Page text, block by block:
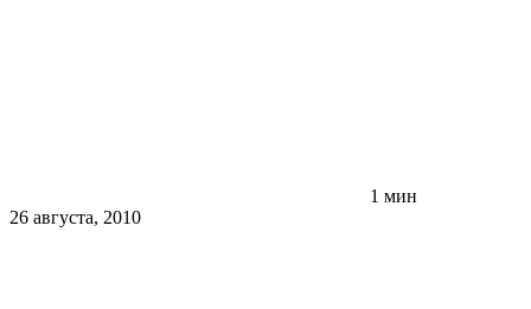
1 мин
26 августа, 2010